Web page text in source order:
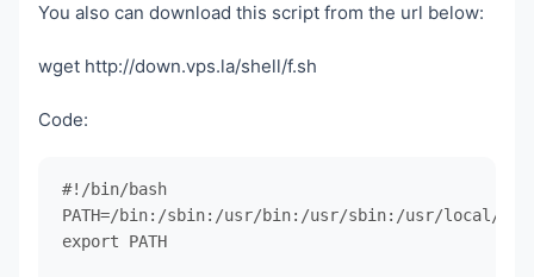
You also can download this script from the url below:
wget http://down.vps.la/shell/f.sh
Code:
#!/bin/bash
PATH=/bin:/sbin:/usr/bin:/usr/sbin:/usr/local/
export PATH